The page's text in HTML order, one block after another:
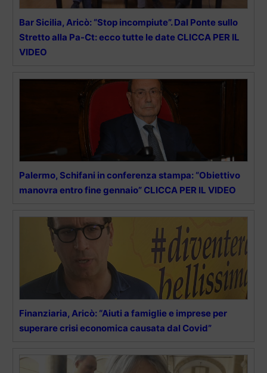
Bar Sicilia, Aricò: “Stop incompiute”. Dal Ponte sullo
Stretto alla Pa-Ct: ecco tutte le date CLICCA PER IL
VIDEO
Palermo, Schifani in conferenza stampa: “Obiettivo
manovra entro fine gennaio” CLICCA PER IL VIDEO
Finanziaria, Aricò: “Aiuti a famiglie e imprese per
superare crisi economica causata dal Covid”